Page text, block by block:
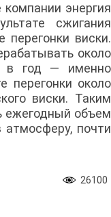
энергия
сжигания
перегонки виски.
около
в год — именно
перегонки около
виски. Таким
ежегодный объем
атмосферу, почти
26100